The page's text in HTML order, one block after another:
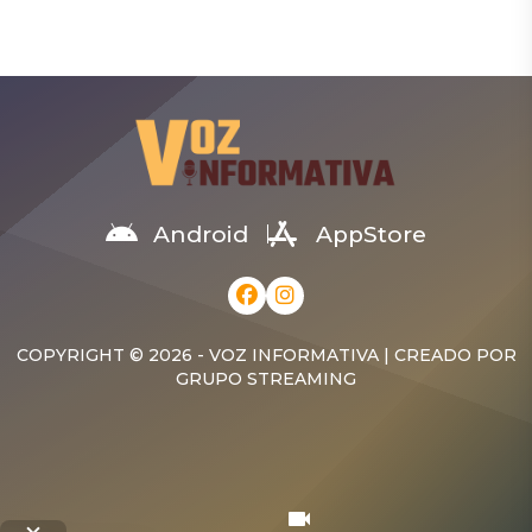
2026), un encuentro que
reunirá a más de 30
expertos nacionales e
debatir sobre los retos del
impacto de la inteligencia
Villanueva y Rosa Aurora.
La obra invita al público a
Android AppStore
COPYRIGHT © 2026 - VOZ INFORMATIVA | CREADO POR
GRUPO STREAMING